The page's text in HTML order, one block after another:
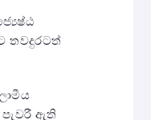
තවදුරටත්
ඇති